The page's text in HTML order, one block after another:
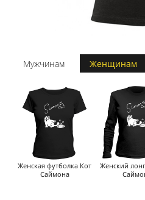
Мужчинам Женщинам
Женская футболка Кот
Саймона
Женский